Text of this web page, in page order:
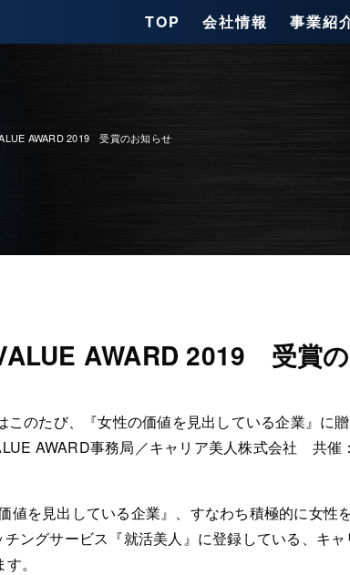
TOP 会社情報 事業紹
AWARD 2019 受賞のお知らせ
AWARD 2019 受賞
のたび、『女性の価値を見出している企業』に
AWARD事務局／キャリア美人株式会社 共催
値を見出している企業』、すなわち積極的に女性
ングサービス『就活美人』に登録している、キャ
。